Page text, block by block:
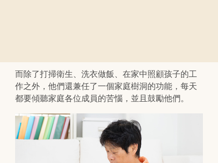
而除了打掃衛生、洗衣做飯、在家中照顧孩子的工
作之外，他們還兼任了一個家庭樹洞的功能，每天
都要傾聽家庭各位成員的苦惱，並且鼓勵他們。